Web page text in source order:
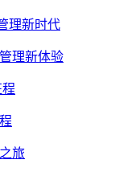
理新时代
理新体验
旅